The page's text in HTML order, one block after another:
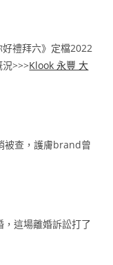
禮拜六》定檔2022
況>>>Klook 永豐 大
被查，護膚brand曾
這場離婚訴訟打了